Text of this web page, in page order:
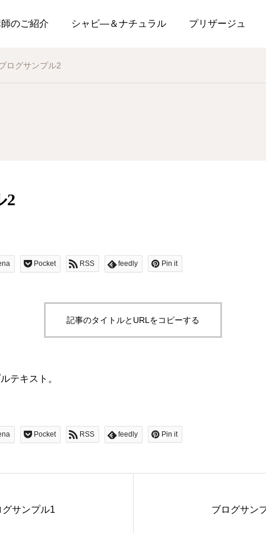
のご紹介 シャビ―＆ナチュラル プリザージュ
ログサンプル2
2
Pocket RSS feedly Pin it
記事のタイトルとURLをコピーする
テキスト。
Pocket RSS feedly Pin it
グサンプル1 ブログサン